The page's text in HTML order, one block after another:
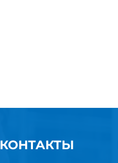
КОНТАКТЫ